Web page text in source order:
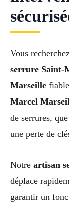
Vous
serrure Saint-
Marseille
Marcel
de serrures,
une perte de
Notre artisan
déplace
garantir un